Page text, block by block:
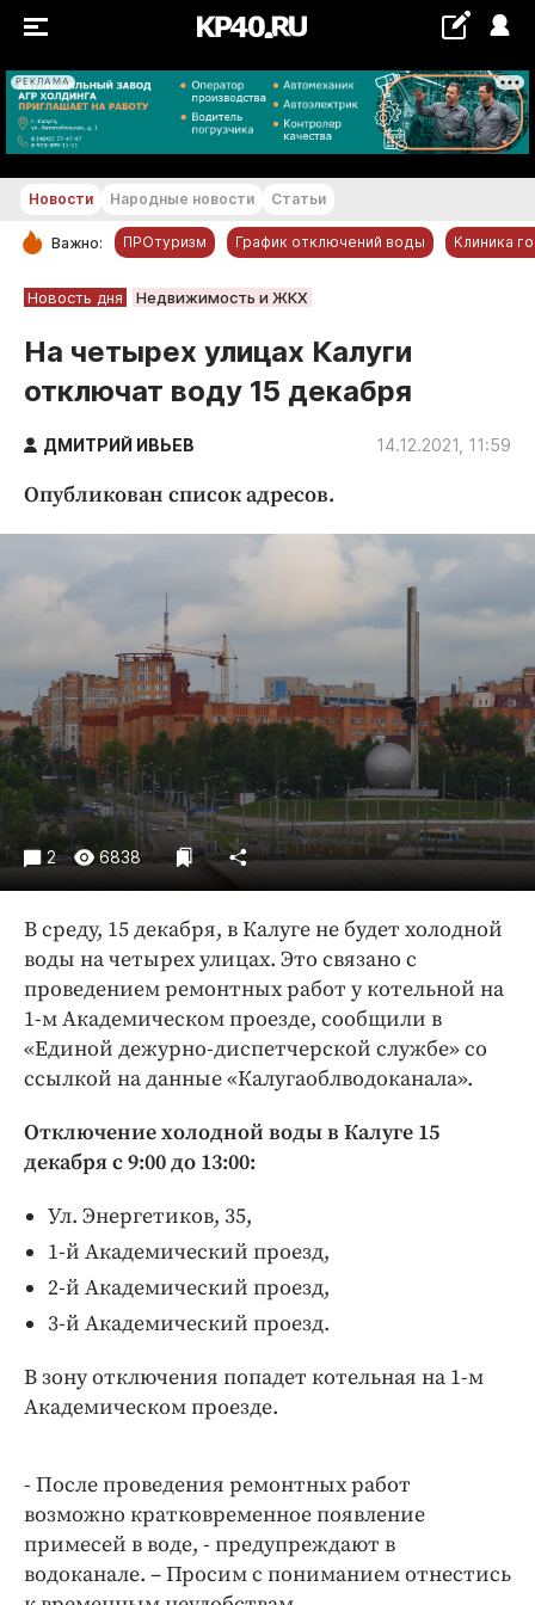
РЕКЛАМА
+18...+19 °С
РУБРИКИ
Новости компаний
Статьи
Народные новости
Недвижимость и ЖКХ
Образование
Общество
Погода
Праздники
Происшествия
Спорт
Экономика и бизнес
ПРОЕКТЫ
Блоги
Издания
Медиаперсона
Интересное чтиво
Бренд года
Новости Народные новости Статьи
Важно: ПРОтуризм График отключений воды Клиника
Новость дня Недвижимость и ЖКХ
На четырех улицах Калуги
отключат воду 15 декабря
ДМИТРИЙ ИВЬЕВ 14.12.2021, 11:59
Опубликован список адресов.
2 6838
В среду, 15 декабря, в Калуге не будет холодной
воды на четырех улицах. Это связано с
проведением ремонтных работ у котельной на
1-м Академическом проезде, сообщили в
«Единой дежурно-диспетчерской службе» со
ссылкой на данные «Калугаоблводоканала».
Отключение холодной воды в Калуге 15
декабря с 9:00 до 13:00:
Ул. Энергетиков, 35,
1-й Академический проезд,
2-й Академический проезд,
3-й Академический проезд.
В зону отключения попадет котельная на 1-м
Академическом проезде.
- После проведения ремонтных работ
возможно кратковременное появление
примесей в воде, - предупреждают в
водоканале. – Просим с пониманием отнестись